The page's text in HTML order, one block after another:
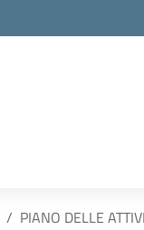
PIANO DELLE